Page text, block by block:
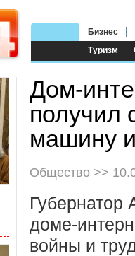
Туризм
Бизнес
Дом-
получил
машину
Общество >>
Губернатор
доме-
войны и